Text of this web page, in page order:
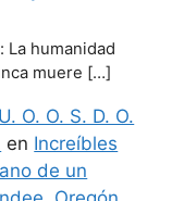
humanidad
muere […]
O. O. S. D. O.
en Increíbles
de un